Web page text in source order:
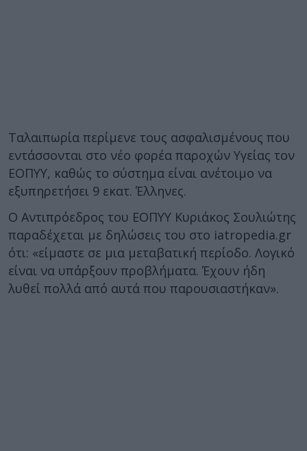
Ταλαιπωρία περίμενε τους ασφαλισμένους που
εντάσσονται στο νέο φορέα παροχών Υγείας τον
ΕΟΠΥΥ, καθώς το σύστημα είναι ανέτοιμο να
εξυπηρετήσει 9 εκατ. Έλληνες.
Ο Αντιπρόεδρος του ΕΟΠΥΥ Κυριάκος Σουλιώτης
παραδέχεται με δηλώσεις του στο iatropedia.gr
ότι: «είμαστε σε μια μεταβατική περίοδο. Λογικό
είναι να υπάρξουν προβλήματα. Έχουν ήδη
λυθεί πολλά από αυτά που παρουσιαστήκαν».